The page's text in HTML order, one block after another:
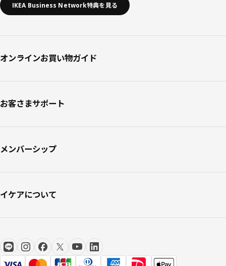
IKEA Business Network特典を見る
オンラインお買い物ガイド
お客さまサポート
メンバーシップ
イケアについて